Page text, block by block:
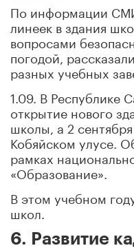
По информации
линеек в здания
вопросами
погодой,
разных учебных
1.09. В Республике
открытие нового
школы, а 2
Кобяйском улусе.
рамках
«Образование».
В этом учебном
школ.
6. Развитие